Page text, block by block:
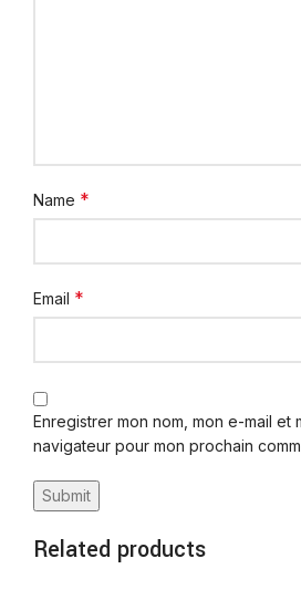
Name *
Email *
Enregistrer mon nom, mon e-mail et
navigateur pour mon prochain
Related products